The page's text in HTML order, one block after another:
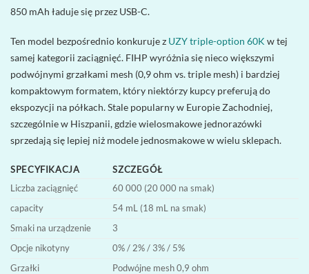
850 mAh ładuje się przez USB-C.
Ten model bezpośrednio konkuruje z UZY triple-option 60K w tej
samej kategorii zaciągnięć. FIHP wyróżnia się nieco większymi
podwójnymi grzałkami mesh (0,9 ohm vs. triple mesh) i bardziej
kompaktowym formatem, który niektórzy kupcy preferują do
ekspozycji na półkach. Stale popularny w Europie Zachodniej,
szczególnie w Hiszpanii, gdzie wielosmakowe jednorazówki
sprzedają się lepiej niż modele jednosmakowe w wielu sklepach.
SPECYFIKACJA
SZCZEGÓŁ
Liczba zaciągnięć
60 000 (20 000 na smak)
capacity
54 mL (18 mL na smak)
Smaki na urządzenie
3
Opcje nikotyny
0% / 2% / 3% / 5%
Grzałki
Podwójne mesh 0,9 ohm